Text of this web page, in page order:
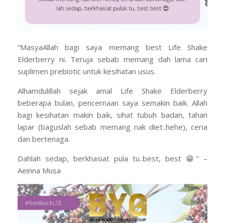
“MasyaAllah bagi saya memang best Life Shake
Elderberry ni. Teruja sebab memang dah lama cari
suplimen prebiotic untuk kesihatan usus.
Alhamdulillah sejak amal Life Shake Elderberry
beberapa bulan, pencernaan saya semakin baik. Allah
bagi kesihatan makin baik, sihat tubuh badan, tahan
lapar (baguslah sebab memang nak diet..hehe), ceria
dan bertenaga.
Dahlah sedap, berkhasiat pula tu..best, best 😁” –
Aeinna Musa